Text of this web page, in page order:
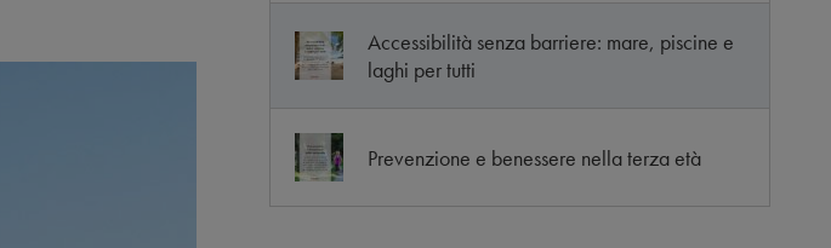
Accessibilità senza barriere: mare, piscine e
laghi per tutti
Prevenzione e benessere nella terza età